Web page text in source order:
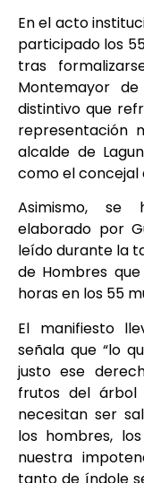
En el acto
participado los
tras
Montemayor
distintivo que
representación
alcalde de
como el concejal
Asimismo, se
elaborado por
leído durante la
de Hombres
horas en los 55
El manifiesto
señala que “lo
justo ese
frutos del árbol
necesitan ser
los hombres,
nuestra
tanto de índole